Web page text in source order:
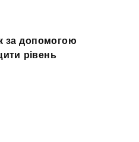
за допомогою
рівень